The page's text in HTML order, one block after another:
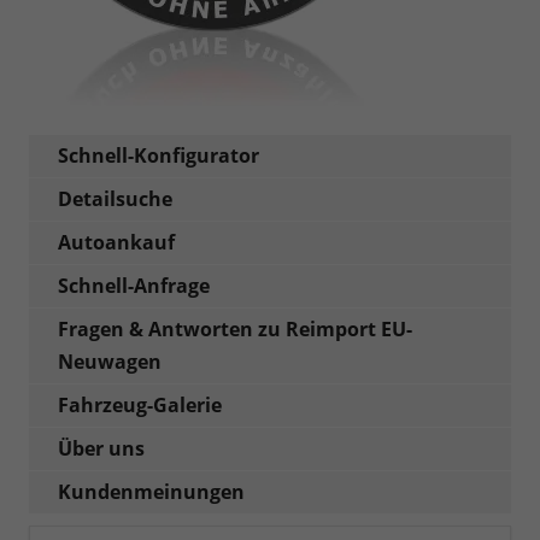
Schnell-Konfigurator
Detailsuche
Autoankauf
Schnell-Anfrage
Fragen & Antworten zu Reimport EU-
Neuwagen
Fahrzeug-Galerie
Über uns
Kundenmeinungen